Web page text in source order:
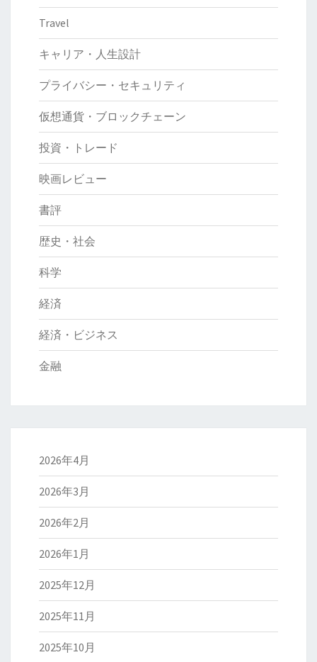
Travel
キャリア・人生設計
プライバシー・セキュリティ
仮想通貨・ブロックチェーン
投資・トレード
映画レビュー
書評
歴史・社会
科学
経済
経済・ビジネス
金融
2026年4月
2026年3月
2026年2月
2026年1月
2025年12月
2025年11月
2025年10月